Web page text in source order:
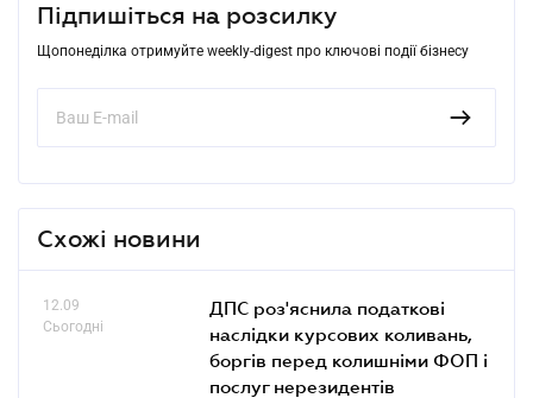
Підпишіться на розсилку
Щопонеділка отримуйте weekly-digest про ключові події бізнесу
Схожі новини
12.09
Сьогодні
ДПС роз'яснила податкові
наслідки курсових коливань,
боргів перед колишніми ФОП і
послуг нерезидентів